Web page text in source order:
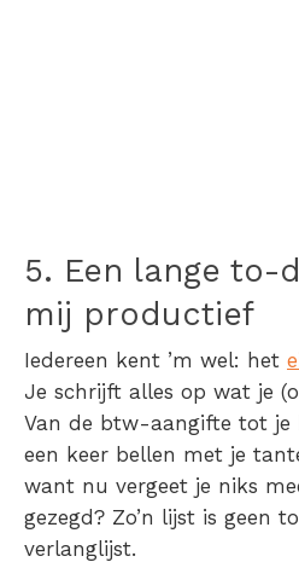
5. Een lange to-
mij productief
Iedereen kent ’m wel: het
Je schrijft alles op wat je
Van de btw-aangifte tot je
een keer bellen met je
want nu vergeet je niks
gezegd? Zo’n lijst is geen
verlanglijst.